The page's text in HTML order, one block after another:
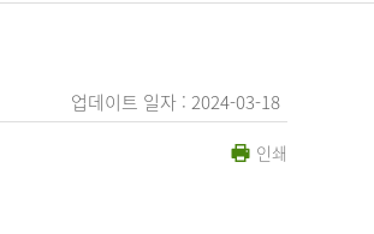
업데이트 일자 : 2024-03-18
인쇄